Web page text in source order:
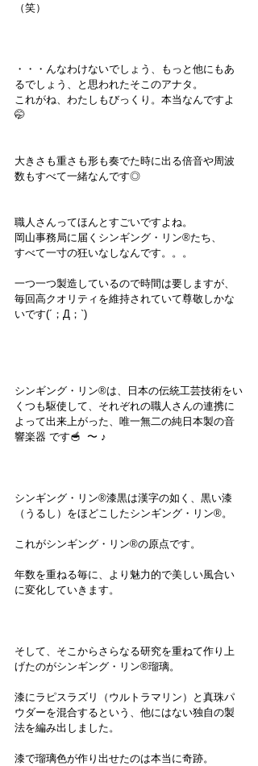
（笑）
・・・んなわけないでしょう、もっと他にもあ
るでしょう、と思われたそこのアナタ。
これがね、わたしもびっくり。本当なんですよ
🤭
大きさも重さも形も奏でた時に出る倍音や周波
数もすべて一緒なんです◎
職人さんってほんとすごいですよね。
岡山事務局に届くシンギング・リン®︎たち、
すべて一寸の狂いなしなんです。。。
一つ一つ製造しているので時間は要しますが、
毎回高クオリティを維持されていて尊敬しかな
いです(´；Д；`)
シンギング・リン®︎は、日本の伝統工芸技術をい
くつも駆使して、それぞれの職人さんの連携に
よって出来上がった、唯一無二の純日本製の音
響楽器 です🥣  〜 ♪
シンギング・リン®︎漆黒は漢字の如く、黒い漆
（うるし）をほどこしたシンギング・リン®︎。
これがシンギング・リン®︎の原点です。
年数を重ねる毎に、より魅力的で美しい風合い
に変化していきます。
そして、そこからさらなる研究を重ねて作り上
げたのがシンギング・リン®︎瑠璃。
漆にラピスラズリ（ウルトラマリン）と真珠パ
ウダーを混合するという、他にはない独自の製
法を編み出しました。
漆で瑠璃色が作り出せたのは本当に奇跡。